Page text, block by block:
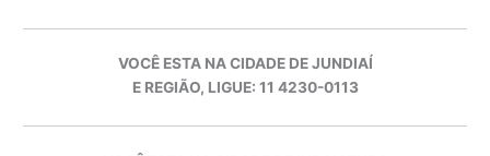
VOCÊ ESTA NA CIDADE DE JUNDIAÍ
E REGIÃO, LIGUE: 11 4230-0113